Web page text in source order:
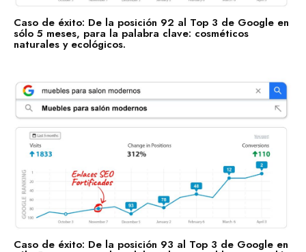
Concentramos la fuerza de +100 enlaces de alta autoridad
en un sólo enlace clave.
Enlaces fortificados
Caso de éxito: De la posición 92 al Top 3 de Google en
sólo 5 meses, para la palabra clave: cosméticos
naturales y ecológicos.
Caso de éxito: De la posición 93 al Top 3 de Google en